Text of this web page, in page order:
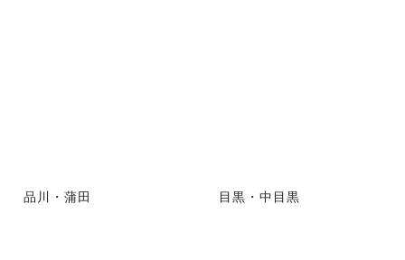
品川・蒲田 目黒・中目黒